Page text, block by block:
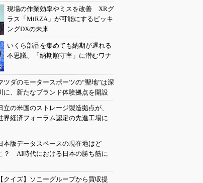
現場の作業効率やミスを改善 XRグ
ラス「MiRZA」が可能にするピッキ
ングDXの未来
いくら部品を集めても納期が遅れる
不思議、「納期順守率」に潜むワナ
ツダのモータースポーツの“聖地”は深
に、新たなブランド体験拠点を開設
立の米国のストレージ製造拠点が、
界経済フォーラム認定の先進工場に
本版データスペースの現在地はど
？ AI時代における日本の勝ち筋に
【クイズ】ソニーグループから買収提